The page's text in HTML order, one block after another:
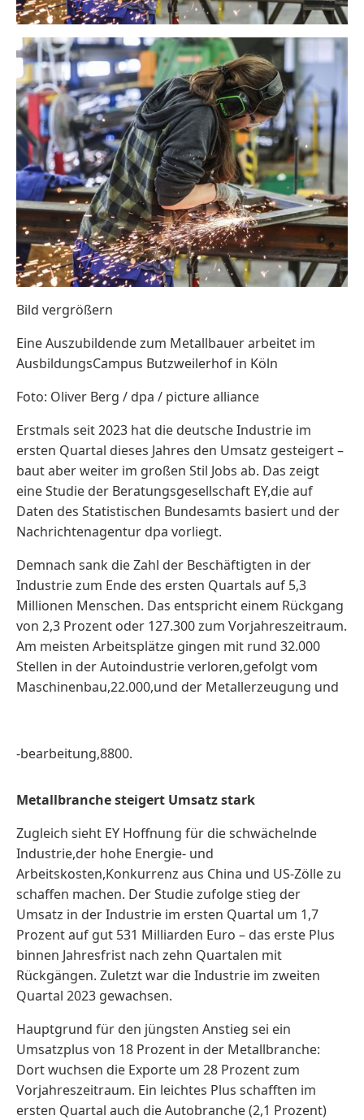
Bild vergrößern
Eine Auszubildende zum Metallbauer arbeitet im
AusbildungsCampus Butzweilerhof in Köln
Foto: Oliver Berg / dpa / picture alliance
Erstmals seit 2023 hat die deutsche Industrie im
ersten Quartal dieses Jahres den Umsatz gesteigert –
baut aber weiter im großen Stil Jobs ab. Das zeigt
eine Studie der Beratungsgesellschaft EY,die auf
Daten des Statistischen Bundesamts basiert und der
Nachrichtenagentur dpa vorliegt.
Demnach sank die Zahl der Beschäftigten in der
Industrie zum Ende des ersten Quartals auf 5,3
Millionen Menschen. Das entspricht einem Rückgang
von 2,3 Prozent oder 127.300 zum Vorjahreszeitraum.
Am meisten Arbeitsplätze gingen mit rund 32.000
Stellen in der Autoindustrie verloren,gefolgt vom
Maschinenbau,22.000,und der Metallerzeugung und
-bearbeitung,8800.
Metallbranche steigert Umsatz stark
Zugleich sieht EY Hoffnung für die schwächelnde
Industrie,der hohe Energie- und
Arbeitskosten,Konkurrenz aus China und US-Zölle zu
schaffen machen. Der Studie zufolge stieg der
Umsatz in der Industrie im ersten Quartal um 1,7
Prozent auf gut 531 Milliarden Euro – das erste Plus
binnen Jahresfrist nach zehn Quartalen mit
Rückgängen. Zuletzt war die Industrie im zweiten
Quartal 2023 gewachsen.
Hauptgrund für den jüngsten Anstieg sei ein
Umsatzplus von 18 Prozent in der Metallbranche:
Dort wuchsen die Exporte um 28 Prozent zum
Vorjahreszeitraum. Ein leichtes Plus schafften im
ersten Quartal auch die Autobranche (2,1 Prozent)